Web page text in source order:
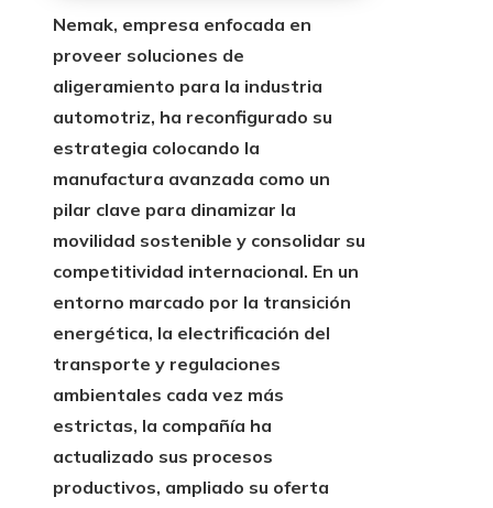
Nemak, empresa enfocada en
proveer soluciones de
aligeramiento para la industria
automotriz, ha reconfigurado su
estrategia colocando la
manufactura avanzada como un
pilar clave para dinamizar la
movilidad sostenible y consolidar su
competitividad internacional. En un
entorno marcado por la transición
energética, la electrificación del
transporte y regulaciones
ambientales cada vez más
estrictas, la compañía ha
actualizado sus procesos
productivos, ampliado su oferta